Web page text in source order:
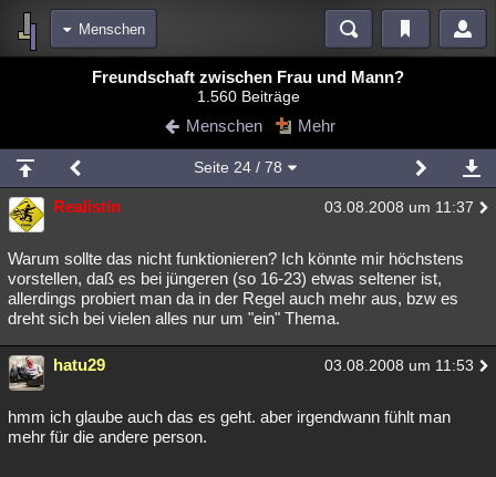
Menschen
Blogs Videos
Chat Wiki Neuigkeiten
meine Rubriken
Menschen Mystery Kriminalfälle
Spiritualität Verschwörungen Technologie Ufologie
Natur Umfragen Unterhaltung
Philosophie Literatur
Astronomie Helpdesk Gruppen Gaming Filme
Freundschaft zwischen Frau und Mann?
1.560 Beiträge
Menschen Mehr
Seite 24/ 78
Realistin 03.08.2008 um 11:37
Warum sollte das nicht funktionieren? Ich könnte mir höchstens
vorstellen, daß es bei jüngeren (so 16-23) etwas seltener ist,
allerdings probiert man da in der Regel auch mehr aus, bzw es
dreht sich bei vielen alles nur um "ein" Thema.
hatu29 03.08.2008 um 11:53
hmm ich glaube auch das es geht. aber irgendwann fühlt man
mehr für die andere person.